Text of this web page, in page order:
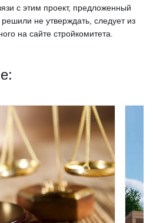
с этим проект, предложенный
не утверждать, следует из
на сайте стройкомитета.